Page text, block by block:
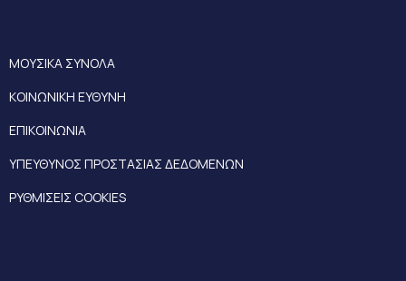
ΜΟΥΣΙΚΑ ΣΥΝΟΛΑ
ΚΟΙΝΩΝΙΚΗ ΕΥΘΥΝΗ
ΕΠΙΚΟΙΝΩΝΙΑ
ΥΠΕΥΘΥΝΟΣ ΠΡΟΣΤΑΣΙΑΣ ΔΕΔΟΜΕΝΩΝ
ΡΥΘΜΙΣΕΙΣ COOKIES